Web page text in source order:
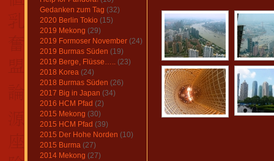
Gedanken zum Tag (32)
2020 Berlin Tokio (15)
2019 Mekong (29)
2019 Formoser November (24)
2019 Burmas Süden (19)
2019 Berge, Flüsse….. (23)
2018 Korea (24)
2018 Burmas Süden (26)
2017 Big in Japan (34)
2016 HCM Pfad (2)
2015 Mekong (30)
2015 HCM Pfad (39)
2015 Der Hohe Norden (10)
2015 Burma (27)
2014 Mekong (27)